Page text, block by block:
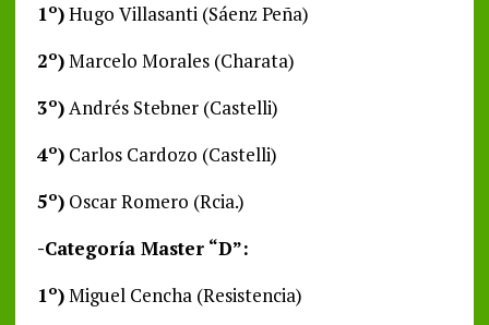
1º)Hugo Villasanti (Sáenz Peña)
2º)Marcelo Morales (Charata)
3º)Andrés Stebner (Castelli)
4º)Carlos Cardozo (Castelli)
5º)Oscar Romero (Rcia.)
-Categoría Master “D”:
1º)Miguel Cencha (Resistencia)